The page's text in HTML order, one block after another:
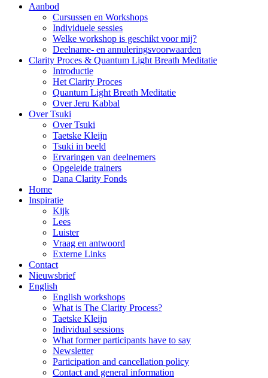
Aanbod
Cursussen en Workshops
Individuele sessies
Welke workshop is geschikt voor mij?
Deelname- en annuleringsvoorwaarden
Clarity Proces & Quantum Light Breath Meditatie
Introductie
Het Clarity Proces
Quantum Light Breath Meditatie
Over Jeru Kabbal
Over Tsuki
Over Tsuki
Taetske Kleijn
Tsuki in beeld
Ervaringen van deelnemers
Opgeleide trainers
Dana Clarity Fonds
Home
Inspiratie
Kijk
Lees
Luister
Vraag en antwoord
Externe Links
Contact
Nieuwsbrief
English
English workshops
What is The Clarity Process?
Taetske Kleijn
Individual sessions
What former participants have to say
Newsletter
Participation and cancellation policy
Contact and general information